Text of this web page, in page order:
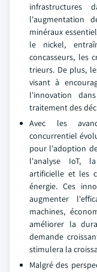
infrastructures
l'augmentation
minéraux
le nickel,
concasseurs, les
trieurs. De plus,
visant à
l'innovation
traitement des
Avec les
concurrentiel
pour l'adoption
l'analyse IoT,
artificielle et les
énergie. Ces
augmenter
machines,
améliorer la
demande
stimulera la
Malgré des